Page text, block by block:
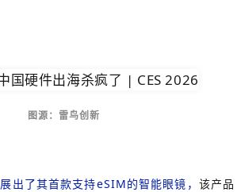
图源：雷鸟创新
出了其首款支持eSIM的智能眼镜， 该产品